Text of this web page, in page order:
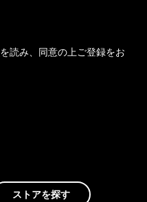
を読み、同意の上ご登録をお
ストアを探す